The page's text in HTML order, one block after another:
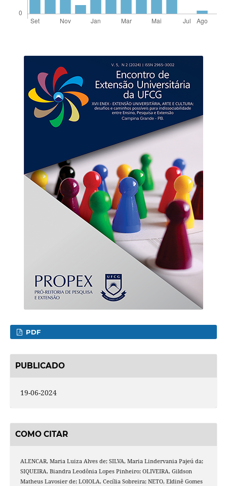
PDF
PUBLICADO
19-06-2024
COMO CITAR
ALENCAR, Maria Luiza Alves de; SILVA, Maria Lindervania Pajeú da;
SIQUEIRA, Biandra Leodônia Lopes Pinheiro; OLIVEIRA, Gildson
Matheus Lavosier de; LOIOLA, Cecília Sobreira; NETO, Eldinê Gomes